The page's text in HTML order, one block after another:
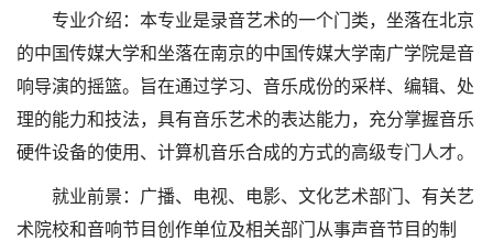
专业介绍：本专业是录音艺术的一个门类，坐落在北京
的中国传媒大学和坐落在南京的中国传媒大学南广学院是音
响导演的摇篮。旨在通过学习、音乐成份的采样、编辑、处
理的能力和技法，具有音乐艺术的表达能力，充分掌握音乐
硬件设备的使用、计算机音乐合成的方式的高级专门人才。
就业前景：广播、电视、电影、文化艺术部门、有关艺
术院校和音响节目创作单位及相关部门从事声音节目的制